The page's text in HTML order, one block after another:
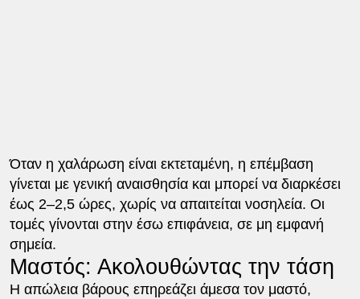
Όταν η χαλάρωση είναι εκτεταμένη, η επέμβαση
γίνεται με γενική αναισθησία και μπορεί να διαρκέσει
έως 2–2,5 ώρες, χωρίς να απαιτείται νοσηλεία. Οι
τομές γίνονται στην έσω επιφάνεια, σε μη εμφανή
σημεία.
Μαστός: Ακολουθώντας την τάση
Η απώλεια βάρους επηρεάζει άμεσα τον μαστό,